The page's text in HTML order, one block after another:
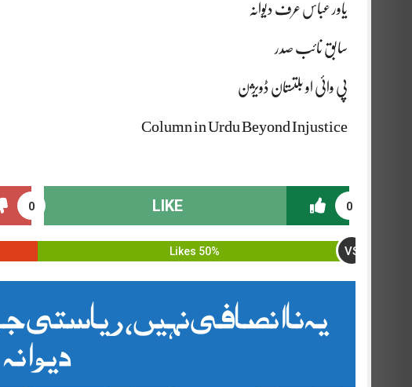
یاور عباس عرف دیوانہ
سابق نائب صدر
پی وائی او بلتستان ڈویژن
Column in Urdu Beyond Injustice
0
LIKE
0
50% Likes VS
یہ ناانصافی نہیں،
دیوانہ